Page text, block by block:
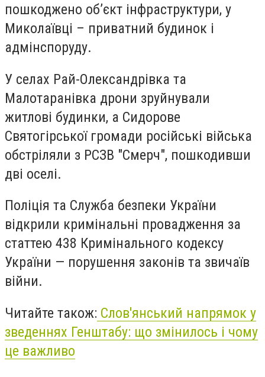
пошкоджено об’єкт інфраструктури, у
Миколаївці – приватний будинок і
адмінспоруду.
У селах Рай-Олександрівка та
Малотаранівка дрони зруйнували
житлові будинки, а Сидорове
Святогірської громади російські війська
обстріляли з РСЗВ "Смерч", пошкодивши
дві оселі.
Поліція та Служба безпеки України
відкрили кримінальні провадження за
статтею 438 Кримінального кодексу
України — порушення законів та звичаїв
війни.
Читайте також: Слов'янський напрямок у
зведеннях Генштабу: що змінилось і чому
це важливо